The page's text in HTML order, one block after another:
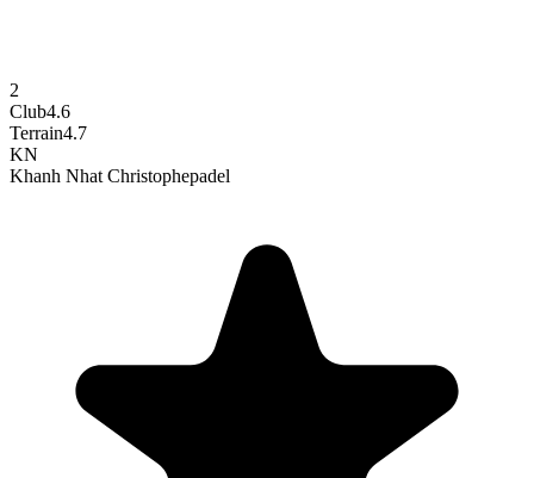
2
Club4.6
Terrain4.7
KN
Khanh Nhat Christophepadel